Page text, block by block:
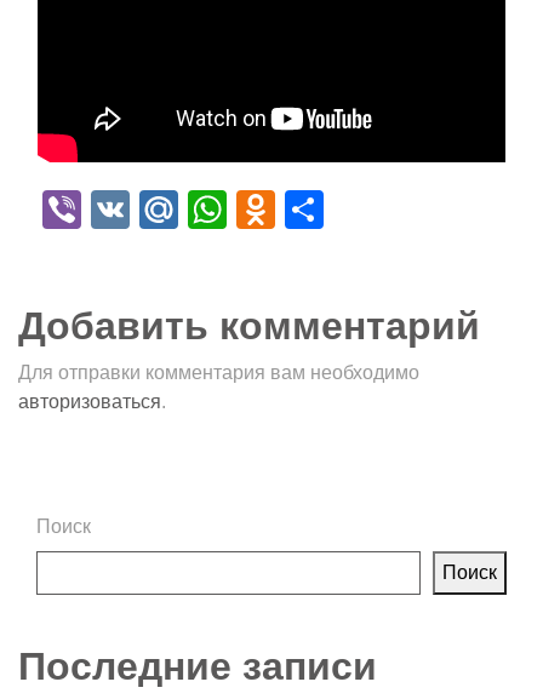
Viber
VK Mail.Ru
WhatsApp
Odnoklassniki
Добавить комментарий
Для отправки комментария вам необходимо
авторизоваться.
Поиск
Поиск
Последние записи